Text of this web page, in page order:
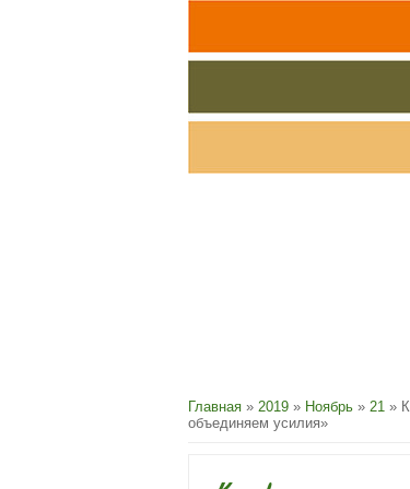
Главная » 2019 » Ноябрь » 21 »
объединяем усилия»